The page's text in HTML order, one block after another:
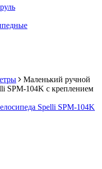
Маленький ручной
SPM-104K с креплением